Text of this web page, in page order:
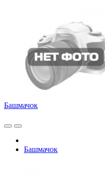
Башмачок
Башмачок